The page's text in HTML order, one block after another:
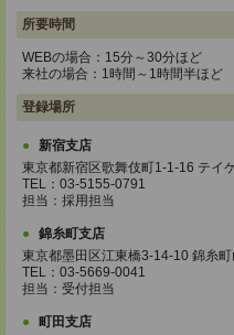
所要時間
WEBの場合：15分～30分ほど
来社の場合：1時間～1時間半ほど
登録場所
新宿支店
東京都新宿区歌舞伎町1-1-16 テイ
TEL：03-5155-0791
担当：採用担当
錦糸町支店
東京都墨田区江東橋3-14-10 錦糸
TEL：03-5669-0041
担当：受付担当
町田支店